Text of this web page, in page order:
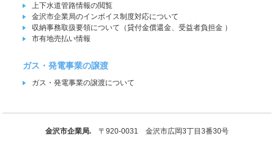
上下水道管路情報の閲覧
金沢市企業局のインボイス制度対応について
収納事務取扱要領について（貸付金償還金、受益者負担金 ）
市有地売払い情報
ガス・発電事業の譲渡
ガス・発電事業の譲渡について
金沢市企業局.〒920-0031 金沢市広岡3丁目3番30号